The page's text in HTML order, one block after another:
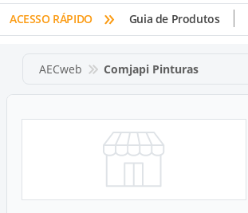
tinta,
etc
ACESSO RÁPIDO » Guia de Produtos
AECweb Comjapi Pinturas